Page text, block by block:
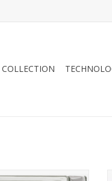
bouwsteen met de